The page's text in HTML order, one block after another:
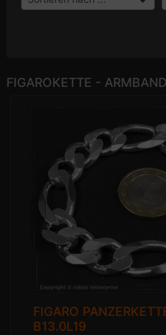
FIGAROKETTE -
FIGARO
B13.0L19